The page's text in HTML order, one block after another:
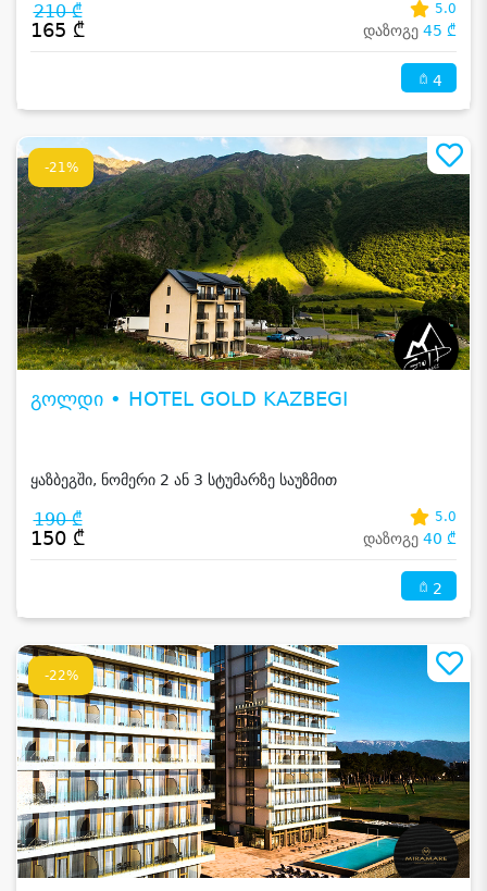
210 ₾
165 ₾
5.0
დაზოგე 45 ₾
4
-21%
გოლდი • HOTEL GOLD KAZBEGI
ყაზბეგში, ნომერი 2 ან 3 სტუმარზე საუზმით
190 ₾
150 ₾
5.0
დაზოგე 40 ₾
2
-22%